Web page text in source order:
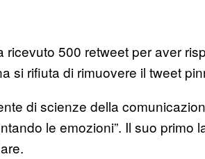
ricevuto 500 retweet per aver
si rifiuta di rimuovere il tweet
di scienze della
le emozioni”. Il suo primo